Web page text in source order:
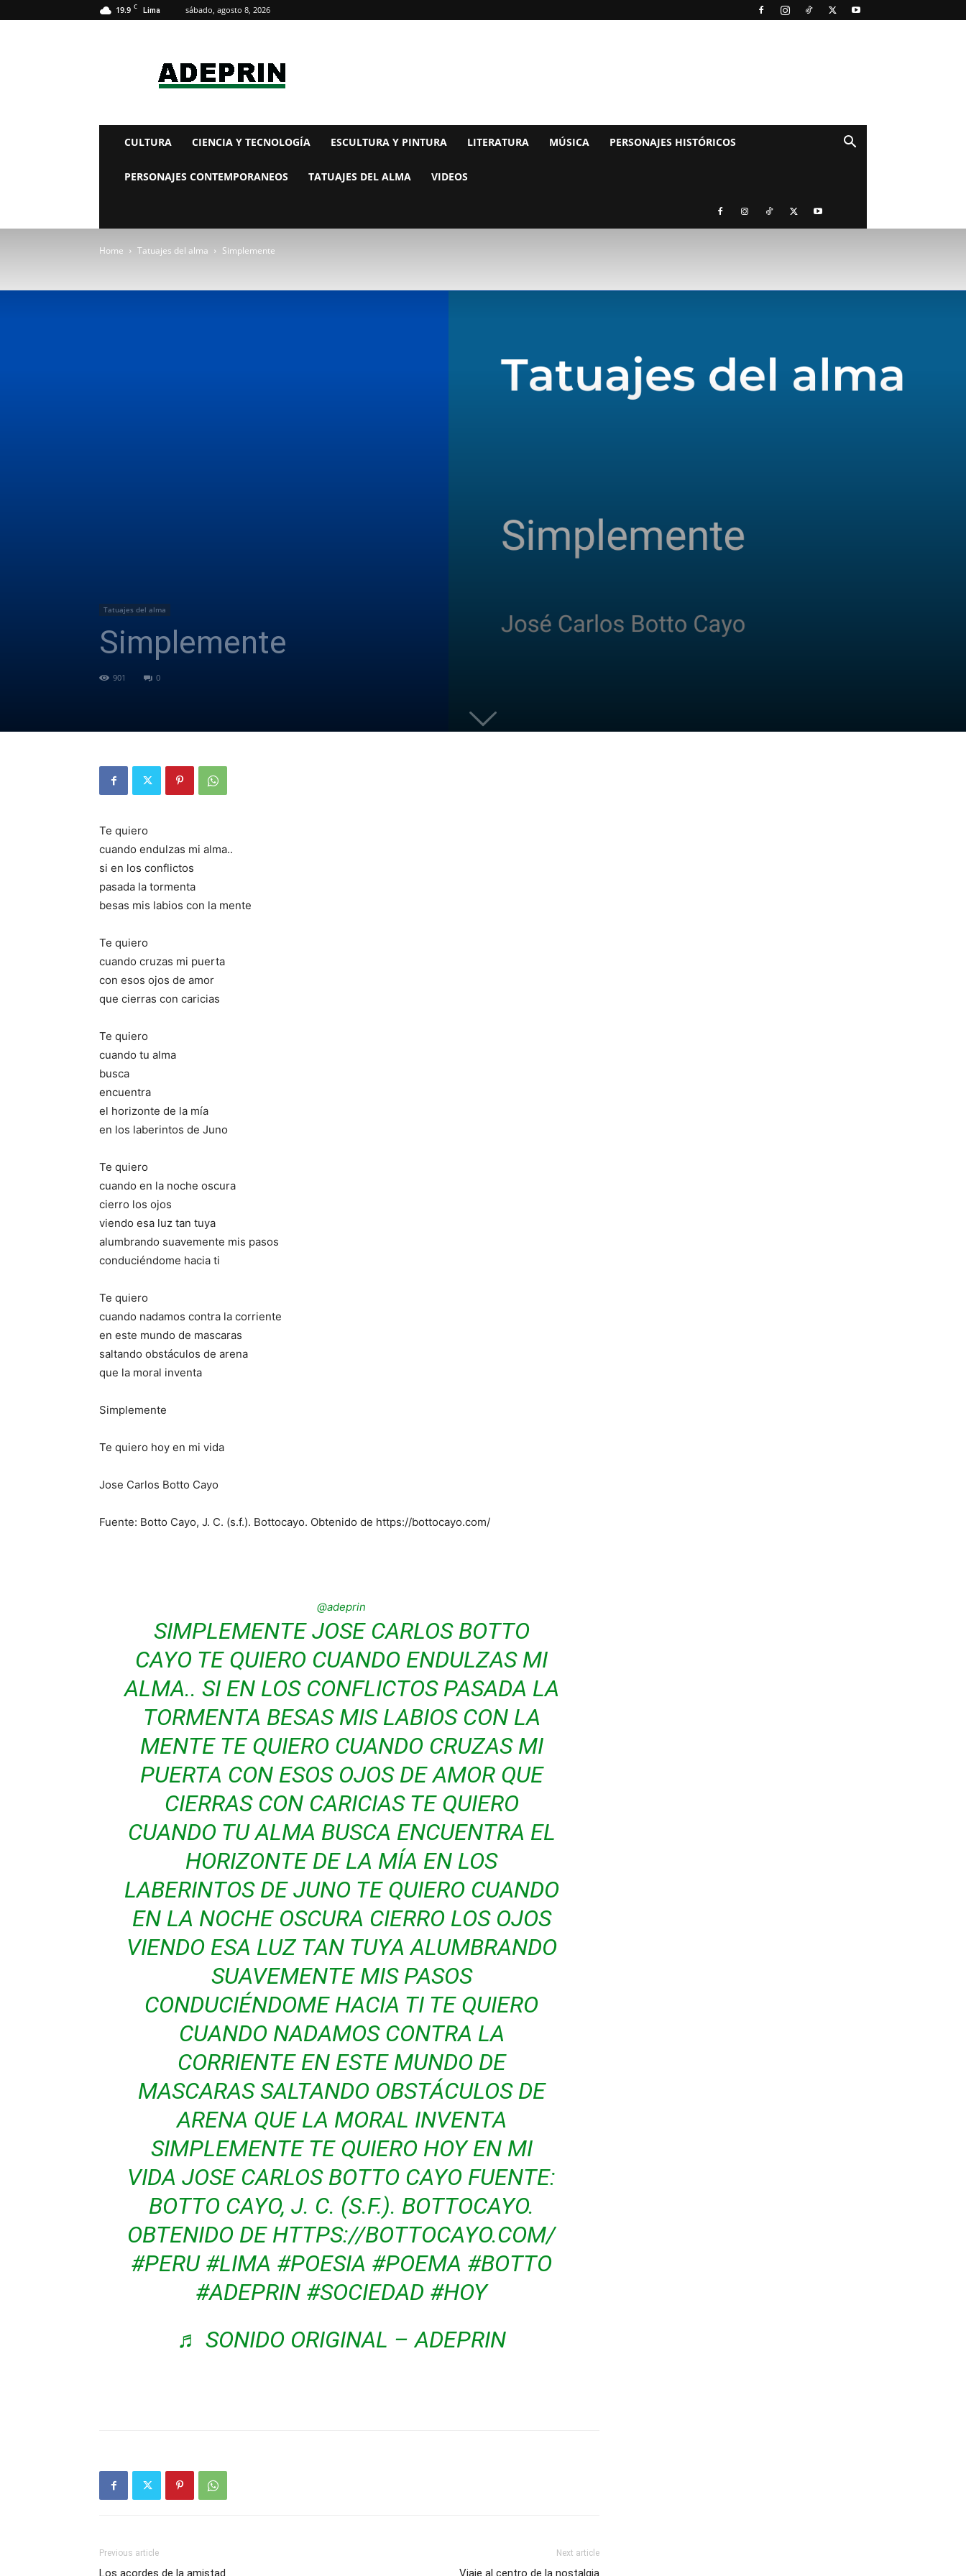
19.9 C Lima sábado, agosto 8, 2026
CULTURA CIENCIA Y TECNOLOGÍA ESCULTURA Y PINTURA LITERATURA MÚSICA PERSONAJES HISTÓRICOS
PERSONAJES CONTEMPORANEOS TATUAJES DEL ALMA VIDEOS
Home Tatuajes del alma Simplemente
Tatuajes del alma
Simplemente
901 0
Te quiero
cuando endulzas mi alma..
si en los conflictos
pasada la tormenta
besas mis labios con la mente
Te quiero
cuando cruzas mi puerta
con esos ojos de amor
que cierras con caricias
Te quiero
cuando tu alma
busca
encuentra
el horizonte de la mía
en los laberintos de Juno
Te quiero
cuando en la noche oscura
cierro los ojos
viendo esa luz tan tuya
alumbrando suavemente mis pasos
conduciéndome hacia ti
Te quiero
cuando nadamos contra la corriente
en este mundo de mascaras
saltando obstáculos de arena
que la moral inventa
Simplemente
Te quiero hoy en mi vida
Jose Carlos Botto Cayo
Fuente: Botto Cayo, J. C. (s.f.). Bottocayo. Obtenido de https://bottocayo.com/
@adeprin
SIMPLEMENTE JOSE CARLOS BOTTO
CAYO TE QUIERO CUANDO ENDULZAS MI
ALMA.. SI EN LOS CONFLICTOS PASADA LA
TORMENTA BESAS MIS LABIOS CON LA
MENTE TE QUIERO CUANDO CRUZAS MI
PUERTA CON ESOS OJOS DE AMOR QUE
CIERRAS CON CARICIAS TE QUIERO
CUANDO TU ALMA BUSCA ENCUENTRA EL
HORIZONTE DE LA MÍA EN LOS
LABERINTOS DE JUNO TE QUIERO CUANDO
EN LA NOCHE OSCURA CIERRO LOS OJOS
VIENDO ESA LUZ TAN TUYA ALUMBRANDO
SUAVEMENTE MIS PASOS
CONDUCIÉNDOME HACIA TI TE QUIERO
CUANDO NADAMOS CONTRA LA
CORRIENTE EN ESTE MUNDO DE
MASCARAS SALTANDO OBSTÁCULOS DE
ARENA QUE LA MORAL INVENTA
SIMPLEMENTE TE QUIERO HOY EN MI
VIDA JOSE CARLOS BOTTO CAYO FUENTE:
BOTTO CAYO, J. C. (S.F.). BOTTOCAYO.
OBTENIDO DE HTTPS://BOTTOCAYO.COM/
#PERU #LIMA #POESIA #POEMA #BOTTO
#ADEPRIN #SOCIEDAD #HOY
♬ SONIDO ORIGINAL – ADEPRIN
Previous article
Los acordes de la amistad
Next article
Viaje al centro de la nostalgia